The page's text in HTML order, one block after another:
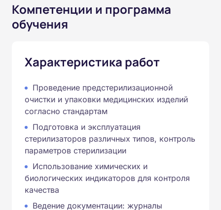
Компетенции и программа
обучения
Характеристика работ
Проведение предстерилизационной
очистки и упаковки медицинских изделий
согласно стандартам
Подготовка и эксплуатация
стерилизаторов различных типов, контроль
параметров стерилизации
Использование химических и
биологических индикаторов для контроля
качества
Ведение документации: журналы